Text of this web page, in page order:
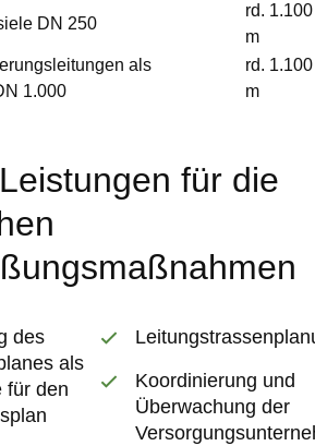
DN 250
rd. 1.100
m
als
1.000
rd. 1.100
m
für die
des
als
für den
Koordinierung und
Überwachung der